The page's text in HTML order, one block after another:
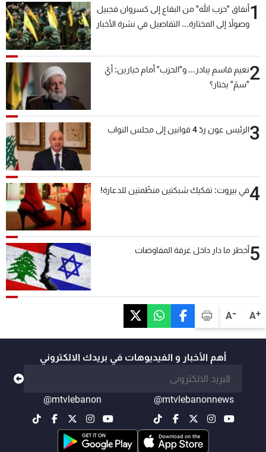
A+
A-
1أنفاق "حزب الله" من البقاع إلى كسروان فجبيل
وصولاً إلى المختارة... التفاصيل في نشرة الأخبار
2نعيم قاسم يبادر... و"الحزب" أمام خيارين: أيّ
"سمّ" يختار؟
3الرئيس عون ردّ 4 قوانين إلى مجلس النواب
4في بيروت: تفكيك شبكتين منظّمتين للدعارة!
5أخطر ما دار داخل غرفة المفاوضات
أهم الأخبار و الفيديوهات في بريدك الالكتروني
@mtvlebanonnews
@mtvlebanon
لاعلاناتكم
شروط الإسـتخدام
سياسة الخصوصية